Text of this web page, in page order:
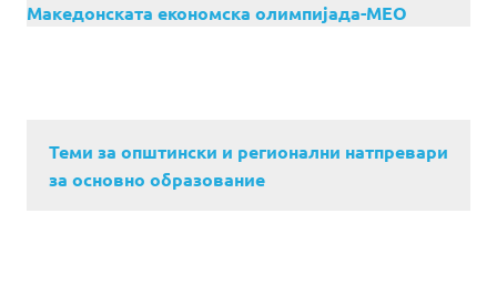
Македонската економска олимпијада-МЕО
Теми за општински и регионални натпревари
за основно образование